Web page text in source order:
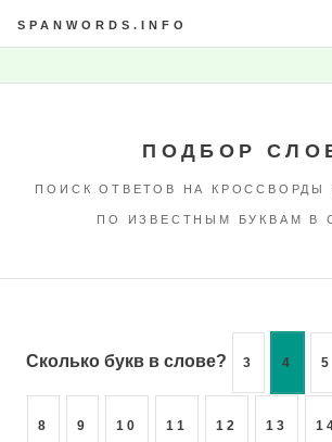
SPANWORDS.INFO
ПОДБОР
ПОИСК ОТВЕТОВ НА КРОССВОРДЫ
ПО ИЗВЕСТНЫМ БУКВАМ В
Сколько букв в слове? 3 4 5
8 9 10 11 12 13